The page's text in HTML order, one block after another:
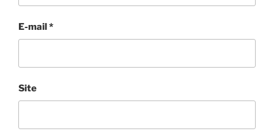
E-mail*
Site